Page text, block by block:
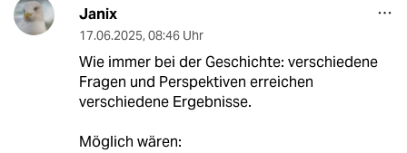
Janix
17.06.2025, 08:46 Uhr
Wie immer bei der Geschichte: verschiedene
Fragen und Perspektiven erreichen
verschiedene Ergebnisse.
Möglich wären: